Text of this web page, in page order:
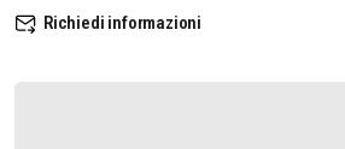
Richiedi informazioni